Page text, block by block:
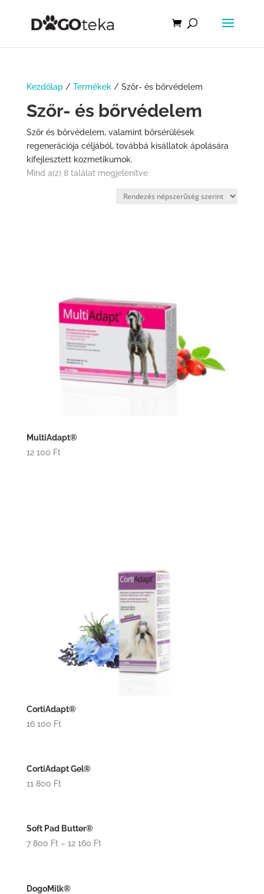
Kezdőlap/ Termékek / Szőr- és bőrvédelem
Szőr- és bőrvédelem
Szőr és bőrvédelem, valamint bőrsérülések
regenerációja céljából, továbbá kisállatok ápolására
kifejlesztett kozmetikumok.
Mind a(z) 8 találat megjelenítve
MultiAdapt®
12 100 Ft
CortiAdapt®
16 100 Ft
CortiAdapt Gel®
11 800 Ft
Soft Pad Butter®
7 800 Ft– 12 160 Ft
DogoMilk®